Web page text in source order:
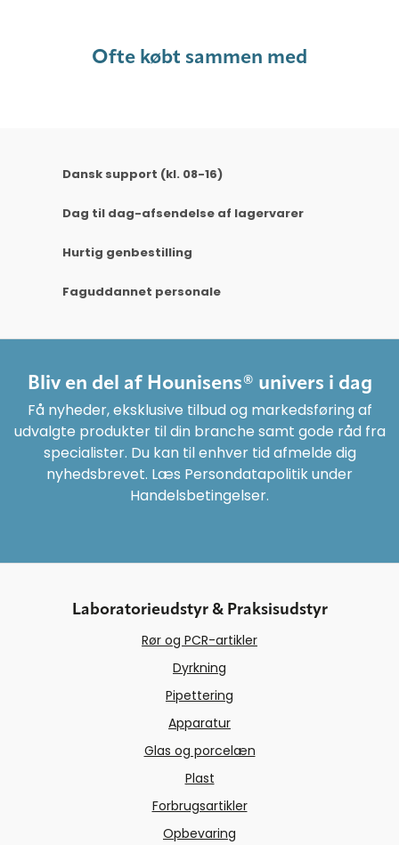
Ofte købt sammen med
Dansk support (kl. 08-16)
Dag til dag-afsendelse af lagervarer
Hurtig genbestilling
Faguddannet personale
Bliv en del af Hounisens® univers i dag
Få nyheder, eksklusive tilbud og markedsføring af
udvalgte produkter til din branche samt gode råd fra
specialister. Du kan til enhver tid afmelde dig
nyhedsbrevet. Læs Persondatapolitik under
Handelsbetingelser.
Laboratorieudstyr & Praksisudstyr
Rør og PCR-artikler
Dyrkning
Pipettering
Apparatur
Glas og porcelæn
Plast
Forbrugsartikler
Opbevaring